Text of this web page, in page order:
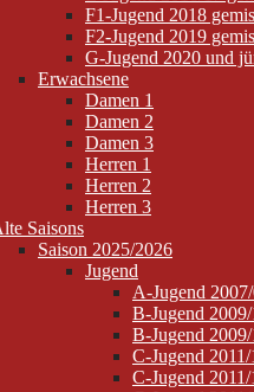
F1-Jugend 2018
F2-Jugend 2019
G-Jugend 2020 und
Erwachsene
Damen 1
Damen 2
Damen 3
Herren 1
Herren 2
Herren 3
Saisons
Saison 2025/2026
Jugend
A-Jugend
B-Jugend
B-Jugend
C-Jugend
C-Jugend